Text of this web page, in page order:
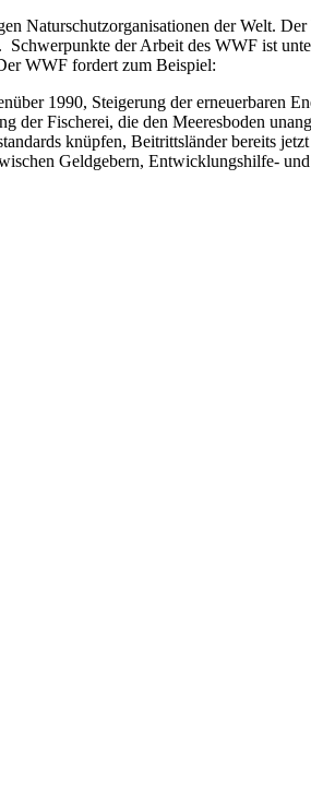
Naturschutzorganisationen der Welt.
der Arbeit des WWF ist
WWF fordert zum Beispiel:
1990, Steigerung der erneuerbaren
Fischerei, die den Meeresboden
knüpfen, Beitrittsländer bereits
Geldgebern, Entwicklungshilfe-